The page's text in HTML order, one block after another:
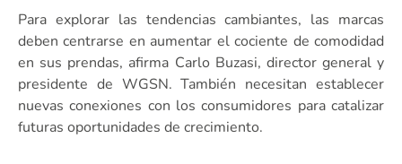
Para explorar las tendencias cambiantes, las marcas
deben centrarse en aumentar el cociente de comodidad
en sus prendas, afirma Carlo Buzasi, director general y
presidente de WGSN. También necesitan establecer
nuevas conexiones con los consumidores para catalizar
futuras oportunidades de crecimiento.